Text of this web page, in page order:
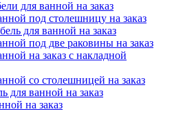
для ванной на заказ
под столешницу на заказ
для ванной на заказ
под две раковины на заказ
на заказ с накладной
со столешницей на заказ
для ванной на заказ
на заказ